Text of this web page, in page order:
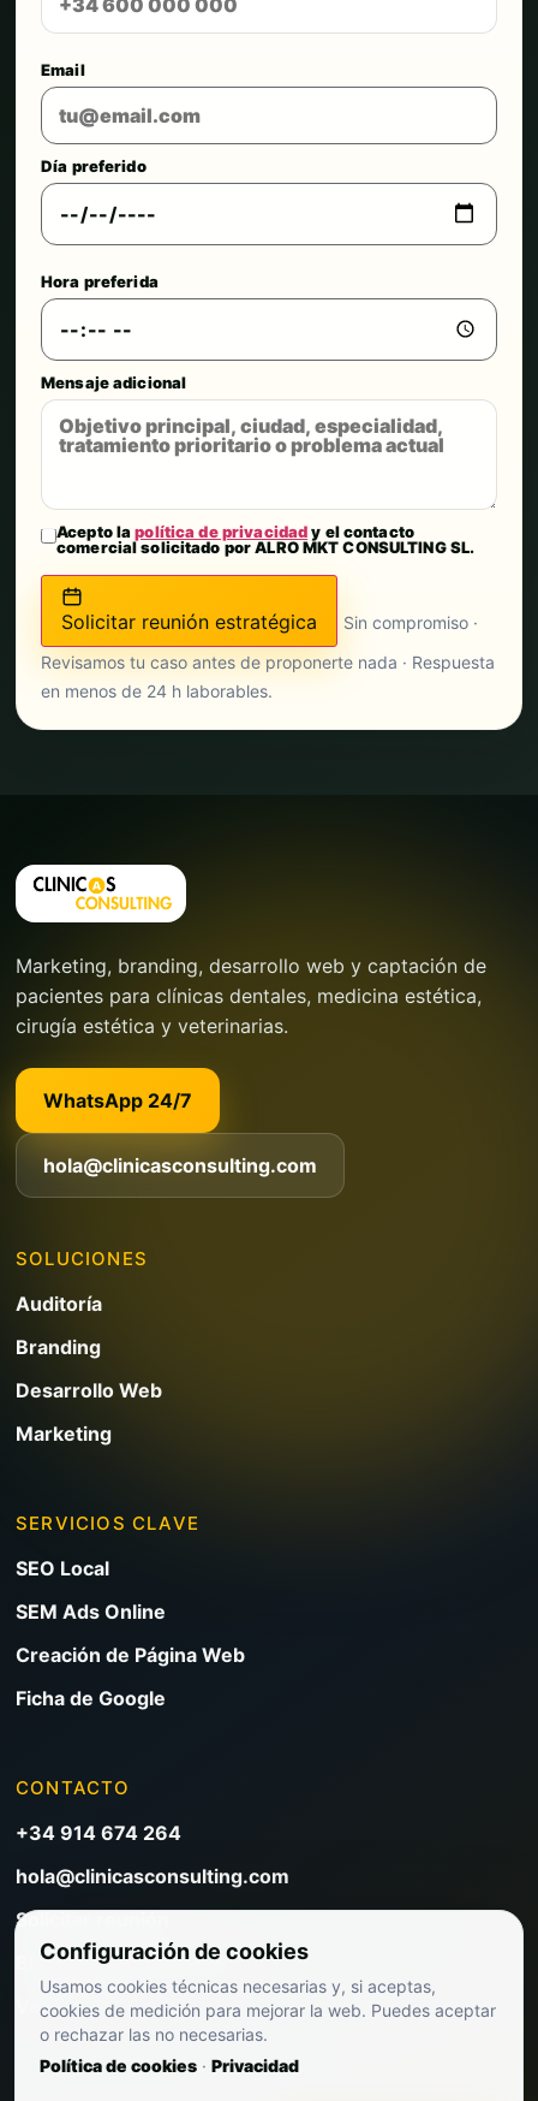
Email
Día preferido
Hora preferida
Mensaje adicional
Acepto lapolítica de privacidady el contacto
comercial solicitado por ALRO MKT CONSULTING SL.
Solicitar reunión estratégica
Sin compromiso ·
Revisamos tu caso antes de proponerte nada · Respuesta
en menos de 24 h laborables.
Marketing, branding, desarrollo web y captación de
pacientes para clínicas dentales, medicina estética,
cirugía estética y veterinarias.
WhatsApp 24/7
hola@clinicasconsulting.com
SOLUCIONES
Auditoría
Branding
Desarrollo Web
Marketing
SERVICIOS CLAVE
SEO Local
SEM Ads Online
Creación de Página Web
Ficha de Google
CONTACTO
+34 914 674 264
hola@clinicasconsulting.com
Solicitar reunión
Blog de marketing clínico
Ver precios
Configuración de cookies
Usamos cookies técnicas necesarias y, si aceptas,
cookies de medición para mejorar la web. Puedes aceptar
o rechazar las no necesarias.
Política de cookies · Privacidad